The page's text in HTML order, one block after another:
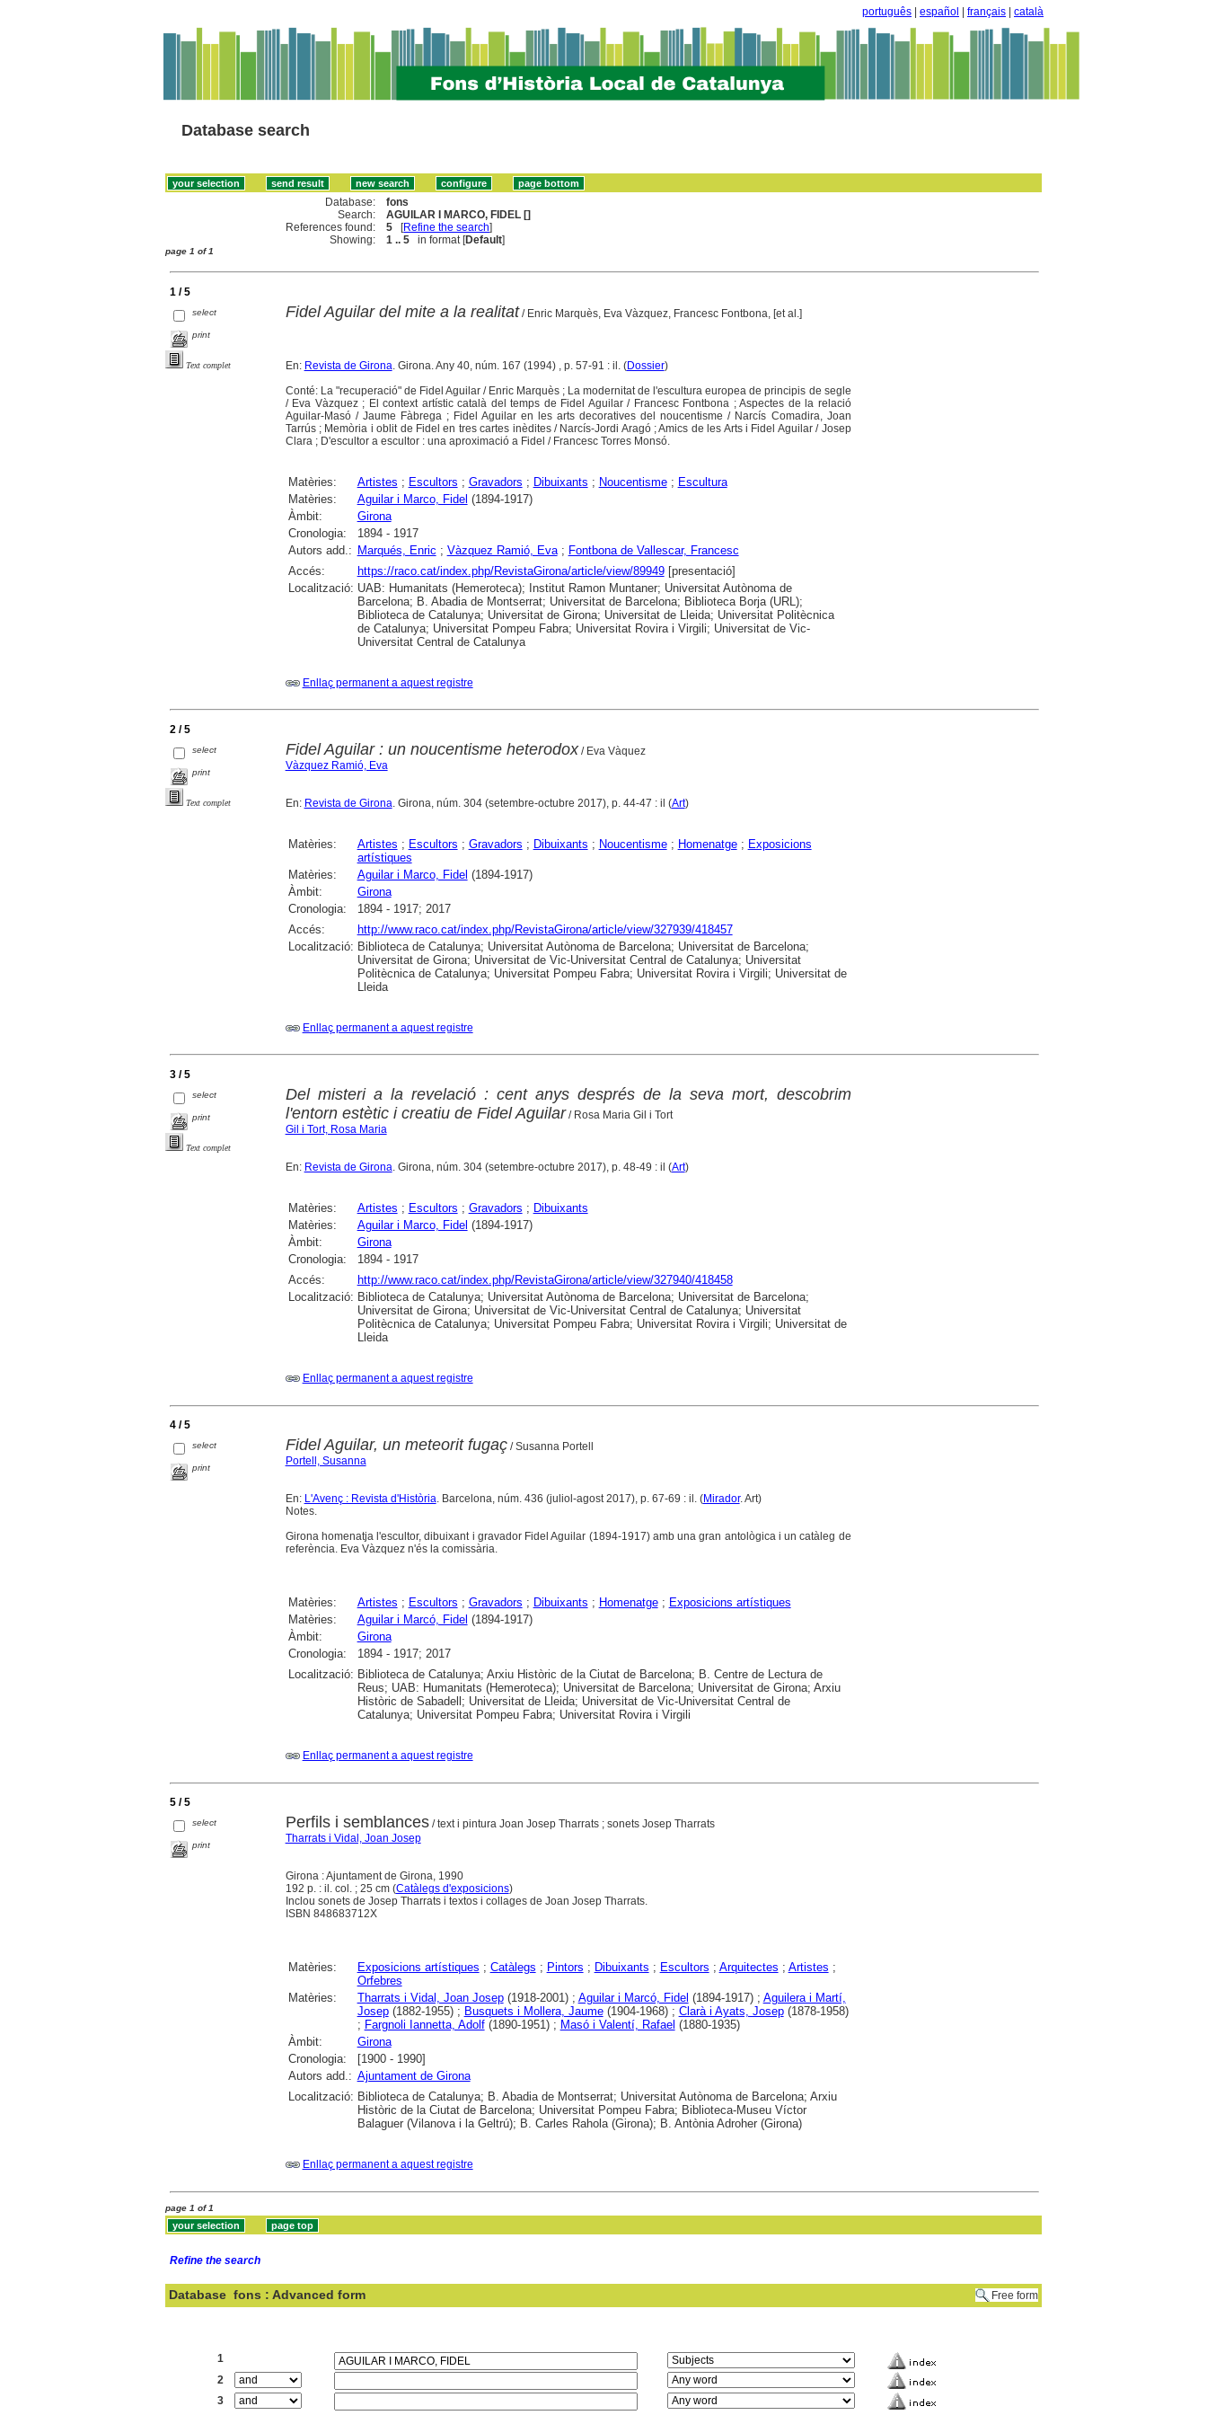
português español français català
Database search
Database:
fons
Search:
AGUILAR I MARCO, FIDEL []
References found:
5 [Refine the search]
Showing:
1 .. 5 in format [Default]
page 1 of 1
1 / 5
select
print
Text complet
Fidel Aguilar del mite a la realitat/ Enric Marquès, Eva Vàzquez, Francesc Fontbona, [et al.]
En: Revista de Girona. Girona. Any 40, núm. 167 (1994) , p. 57-91 : il. (Dossier)
Conté: La "recuperació" de Fidel Aguilar / Enric Marquès ; La modernitat de l'escultura europea de principis de segle
/ Eva Vàzquez ; El context artístic català del temps de Fidel Aguilar / Francesc Fontbona ; Aspectes de la relació
Aguilar-Masó / Jaume Fàbrega ; Fidel Aguilar en les arts decoratives del noucentisme / Narcís Comadira, Joan
Tarrús ; Memòria i oblit de Fidel en tres cartes inèdites / Narcís-Jordi Aragó ; Amics de les Arts i Fidel Aguilar / Josep
Clara ; D'escultor a escultor : una aproximació a Fidel / Francesc Torres Monsó.
Matèries: Artistes ; Escultors ; Gravadors ; Dibuixants ; Noucentisme; Escultura
Matèries:
Aguilar i Marco, Fidel (1894-1917)
Àmbit:
Girona
Cronologia:
1894 - 1917
Autors add.: Marqués, Enric ; Vàzquez Ramió, Eva; Fontbona de Vallescar, Francesc
Accés:
https://raco.cat/index.php/RevistaGirona/article/view/89949[presentació]
Localització: UAB: Humanitats (Hemeroteca); Institut Ramon Muntaner; Universitat Autònoma de
Barcelona; B. Abadia de Montserrat; Universitat de Barcelona; Biblioteca Borja (URL);
Biblioteca de Catalunya; Universitat de Girona; Universitat de Lleida; Universitat Politècnica
de Catalunya; Universitat Pompeu Fabra; Universitat Rovira i Virgili; Universitat de Vic-
Universitat Central de Catalunya
Enllaç permanent a aquest registre
2 / 5
select
print
Text complet
Fidel Aguilar : un noucentisme heterodox/ Eva Vàquez
Vàzquez Ramió, Eva
En: Revista de Girona. Girona, núm. 304 (setembre-octubre 2017), p. 44-47 : il (Art)
Matèries: Artistes ; Escultors ; Gravadors ; Dibuixants ; Noucentisme; Homenatge; Exposicions
artístiques
Matèries:
Aguilar i Marco, Fidel (1894-1917)
Àmbit:
Girona
Cronologia:
1894 - 1917; 2017
Accés:
http://www.raco.cat/index.php/RevistaGirona/article/view/327939/418457
Localització: Biblioteca de Catalunya; Universitat Autònoma de Barcelona; Universitat de Barcelona;
Universitat de Girona; Universitat de Vic-Universitat Central de Catalunya; Universitat
Politècnica de Catalunya; Universitat Pompeu Fabra; Universitat Rovira i Virgili; Universitat de
Lleida
Enllaç permanent a aquest registre
3 / 5
select
print
Text complet
Del misteri a la revelació : cent anys després de la seva mort, descobrim
l'entorn estètic i creatiu de Fidel Aguilar/ Rosa Maria Gil i Tort
Gil i Tort, Rosa Maria
En: Revista de Girona. Girona, núm. 304 (setembre-octubre 2017), p. 48-49 : il (Art)
Matèries: Artistes ; Escultors ; Gravadors ; Dibuixants
Matèries:
Aguilar i Marco, Fidel (1894-1917)
Àmbit:
Girona
Cronologia:
1894 - 1917
Accés:
http://www.raco.cat/index.php/RevistaGirona/article/view/327940/418458
Localització: Biblioteca de Catalunya; Universitat Autònoma de Barcelona; Universitat de Barcelona;
Universitat de Girona; Universitat de Vic-Universitat Central de Catalunya; Universitat
Politècnica de Catalunya; Universitat Pompeu Fabra; Universitat Rovira i Virgili; Universitat de
Lleida
Enllaç permanent a aquest registre
4 / 5
select
print
Fidel Aguilar, un meteorit fugaç/ Susanna Portell
Portell, Susanna
En: L'Avenç : Revista d'Història. Barcelona, núm. 436 (juliol-agost 2017), p. 67-69 : il. (Mirador. Art)
Notes.
Girona homenatja l'escultor, dibuixant i gravador Fidel Aguilar (1894-1917) amb una gran antològica i un catàleg de
referència. Eva Vàzquez n'és la comissària.
Matèries: Artistes ; Escultors ; Gravadors ; Dibuixants ; Homenatge; Exposicions artístiques
Matèries:
Aguilar i Marcó, Fidel (1894-1917)
Àmbit:
Girona
Cronologia:
1894 - 1917; 2017
Localització: Biblioteca de Catalunya; Arxiu Històric de la Ciutat de Barcelona; B. Centre de Lectura de
Reus; UAB: Humanitats (Hemeroteca); Universitat de Barcelona; Universitat de Girona; Arxiu
Històric de Sabadell; Universitat de Lleida; Universitat de Vic-Universitat Central de
Catalunya; Universitat Pompeu Fabra; Universitat Rovira i Virgili
Enllaç permanent a aquest registre
5 / 5
select
print
Perfils i semblances/ text i pintura Joan Josep Tharrats ; sonets Josep Tharrats
Tharrats i Vidal, Joan Josep
Girona : Ajuntament de Girona, 1990
192 p. : il. col. ; 25 cm (Catàlegs d'exposicions)
Inclou sonets de Josep Tharrats i textos i collages de Joan Josep Tharrats.
ISBN 848683712X
Matèries: Exposicions artístiques ; Catàlegs ; Pintors ; Dibuixants ; Escultors ; Arquitectes ; Artistes ;
Orfebres
Matèries:
Tharrats i Vidal, Joan Josep(1918-2001) ; Aguilar i Marcó, Fidel (1894-1917) ; Aguilera i Martí,
Josep(1882-1955) ; Busquets i Mollera, Jaume(1904-1968) ; Clarà i Ayats, Josep(1878-1958)
; Fargnoli Iannetta, Adolf(1890-1951) ; Masó i Valentí, Rafael (1880-1935)
Àmbit:
Girona
Cronologia:
[1900 - 1990]
Autors add.: Ajuntament de Girona
Localització: Biblioteca de Catalunya; B. Abadia de Montserrat; Universitat Autònoma de Barcelona; Arxiu
Històric de la Ciutat de Barcelona; Universitat Pompeu Fabra; Biblioteca-Museu Víctor
Balaguer (Vilanova i la Geltrú); B. Carles Rahola (Girona); B. Antònia Adroher (Girona)
Enllaç permanent a aquest registre
page 1 of 1
Refine the search
Database fons : Advanced form Free form
1
2
3